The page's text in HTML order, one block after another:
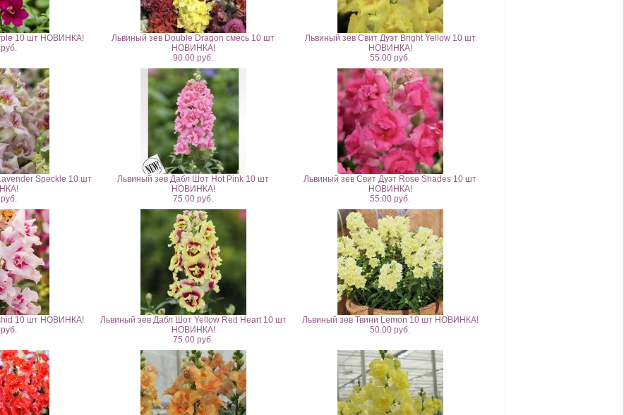
10 шт НОВИНКА!
Львиный зев Double Dragon смесь 10 шт
НОВИНКА!
90.00 руб.
Львиный зев Свит Дуэт Bright Yellow 10 шт
НОВИНКА!
55.00 руб.
Speckle 10 шт
Львиный зев Дабл Шот Hot Pink 10 шт
НОВИНКА!
75.00 руб.
Львиный зев Свит Дуэт Rose Shades 10 шт
НОВИНКА!
55.00 руб.
10 шт НОВИНКА!
Львиный зев Дабл Шот Yellow Red Heart 10 шт
НОВИНКА!
75.00 руб.
Львиный зев Твини Lemon 10 шт НОВИНКА!
50.00 руб.